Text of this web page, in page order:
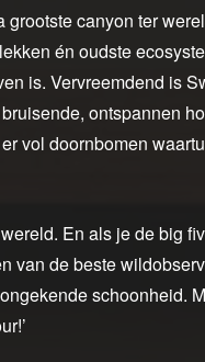
canyon ter
én oudste
is. Vervreemdend is
ontspannen
vol doornbomen
En als je de big
van de beste
schoonheid.